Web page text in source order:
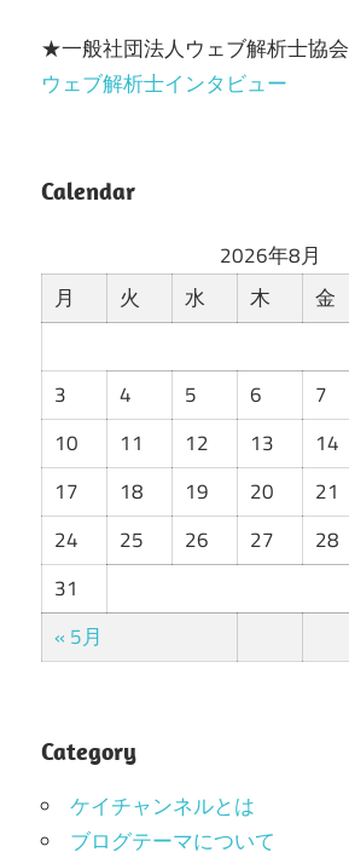
★一般社団法人ウェブ解析士協会
ウェブ解析士インタビュー
Calendar
2026年8月
月
火 水 木 金
« 5月
3
4 5 6 7
10
11 12 13 14
17
18 19 20 21
24
25 26 27 28
31
Category
ケイチャンネルとは
ブログテーマについて